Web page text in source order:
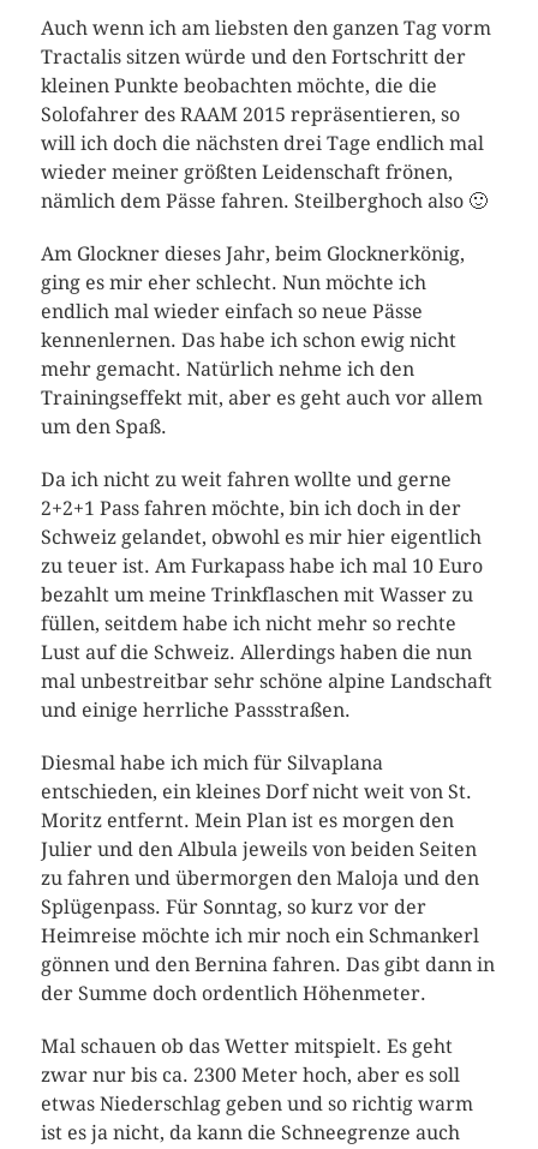
Auch wenn ich am liebsten den ganzen Tag vorm
Tractalis sitzen würde und den Fortschritt der
kleinen Punkte beobachten möchte, die die
Solofahrer des RAAM 2015 repräsentieren, so
will ich doch die nächsten drei Tage endlich mal
wieder meiner größten Leidenschaft frönen,
nämlich dem Pässe fahren. Steilberghoch also 🙂
Am Glockner dieses Jahr, beim Glocknerkönig,
ging es mir eher schlecht. Nun möchte ich
endlich mal wieder einfach so neue Pässe
kennenlernen. Das habe ich schon ewig nicht
mehr gemacht. Natürlich nehme ich den
Trainingseffekt mit, aber es geht auch vor allem
um den Spaß.
Da ich nicht zu weit fahren wollte und gerne
2+2+1 Pass fahren möchte, bin ich doch in der
Schweiz gelandet, obwohl es mir hier eigentlich
zu teuer ist. Am Furkapass habe ich mal 10 Euro
bezahlt um meine Trinkflaschen mit Wasser zu
füllen, seitdem habe ich nicht mehr so rechte
Lust auf die Schweiz. Allerdings haben die nun
mal unbestreitbar sehr schöne alpine Landschaft
und einige herrliche Passstraßen.
Diesmal habe ich mich für Silvaplana
entschieden, ein kleines Dorf nicht weit von St.
Moritz entfernt. Mein Plan ist es morgen den
Julier und den Albula jeweils von beiden Seiten
zu fahren und übermorgen den Maloja und den
Splügenpass. Für Sonntag, so kurz vor der
Heimreise möchte ich mir noch ein Schmankerl
gönnen und den Bernina fahren. Das gibt dann in
der Summe doch ordentlich Höhenmeter.
Mal schauen ob das Wetter mitspielt. Es geht
zwar nur bis ca. 2300 Meter hoch, aber es soll
etwas Niederschlag geben und so richtig warm
ist es ja nicht, da kann die Schneegrenze auch